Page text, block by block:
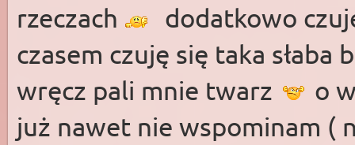
rzeczach
dodatkowo
czasem czuję się taka
wręcz pali mnie twarz
o
już nawet nie wspominam (